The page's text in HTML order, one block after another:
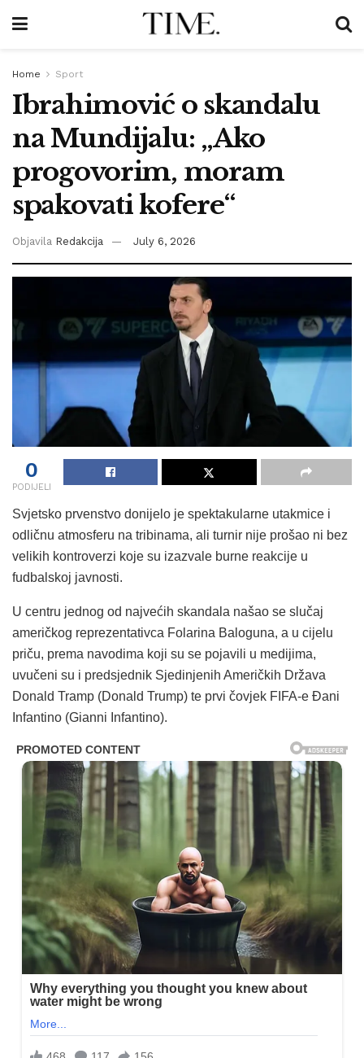
Home Sport
Ibrahimović o skandalu
na Mundijalu: „Ako
progovorim, moram
spakovati kofere“
Objavila Redakcija July 6, 2026
0
PODIJELI
Svjetsko prvenstvo donijelo je spektakularne utakmice i
odličnu atmosferu na tribinama, ali turnir nije prošao ni bez
velikih kontroverzi koje su izazvale burne reakcije u
fudbalskoj javnosti.
U centru jednog od najvećih skandala našao se slučaj
američkog reprezentativca Folarina Baloguna, a u cijelu
priču, prema navodima koji su se pojavili u medijima,
uvučeni su i predsjednik Sjedinjenih Američkih Država
Donald Tramp (Donald Trump) te prvi čovjek FIFA-e Đani
Infantino (Gianni Infantino).